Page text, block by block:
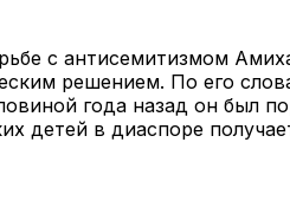
с антисемитизмом
решением. По его
года назад он был
детей в диаспоре